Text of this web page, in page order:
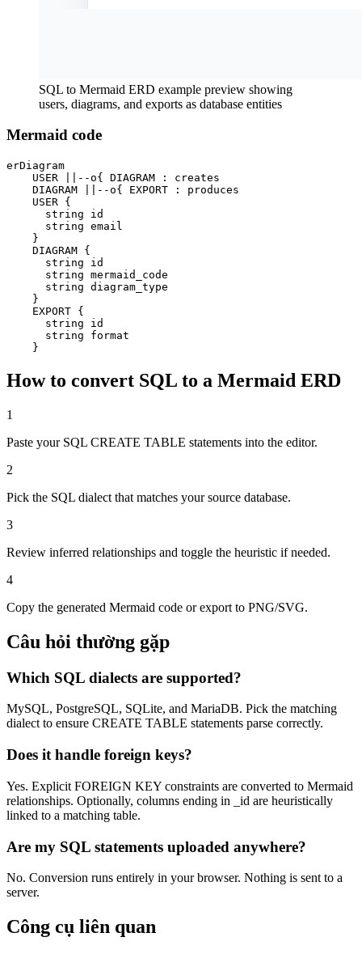
SQL to Mermaid ERD example preview showing
users, diagrams, and exports as database entities
Mermaid code
erDiagram
    USER ||--o{ DIAGRAM : creates
    DIAGRAM ||--o{ EXPORT : produces
    USER {
      string id
      string email
    }
    DIAGRAM {
      string id
      string mermaid_code
      string diagram_type
    }
    EXPORT {
      string id
      string format
    }
How to convert SQL to a Mermaid ERD
1
Paste your SQL CREATE TABLE statements into the editor.
2
Pick the SQL dialect that matches your source database.
3
Review inferred relationships and toggle the heuristic if needed.
4
Copy the generated Mermaid code or export to PNG/SVG.
Câu hỏi thường gặp
Which SQL dialects are supported?
MySQL, PostgreSQL, SQLite, and MariaDB. Pick the matching
dialect to ensure CREATE TABLE statements parse correctly.
Does it handle foreign keys?
Yes. Explicit FOREIGN KEY constraints are converted to Mermaid
relationships. Optionally, columns ending in _id are heuristically
linked to a matching table.
Are my SQL statements uploaded anywhere?
No. Conversion runs entirely in your browser. Nothing is sent to a
server.
Công cụ liên quan